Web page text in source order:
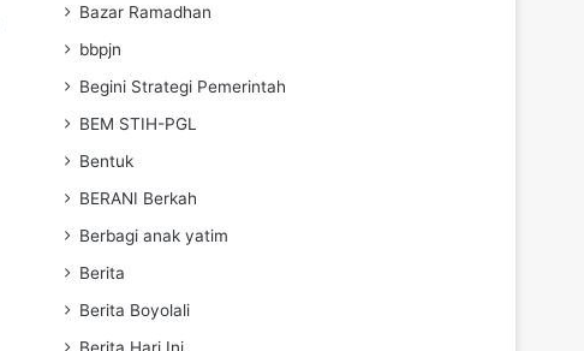
Bazar Ramadhan
bbpjn
Begini Strategi Pemerintah
BEM STIH-PGL
Bentuk
BERANI Berkah
Berbagi anak yatim
Berita
Berita Boyolali
Berita Hari Ini